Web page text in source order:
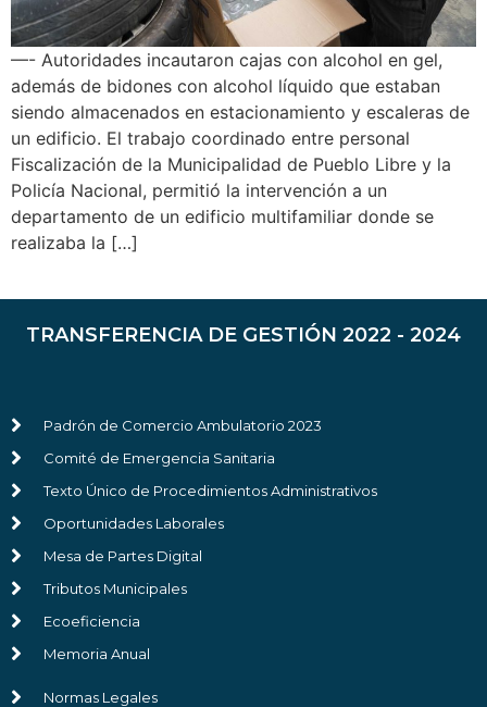
—- Autoridades incautaron cajas con alcohol en gel,
además de bidones con alcohol líquido que estaban
siendo almacenados en estacionamiento y escaleras de
un edificio. El trabajo coordinado entre personal
Fiscalización de la Municipalidad de Pueblo Libre y la
Policía Nacional, permitió la intervención a un
departamento de un edificio multifamiliar donde se
realizaba la […]
TRANSFERENCIA DE GESTIÓN 2022 - 2024
Padrón de Comercio Ambulatorio 2023
Comité de Emergencia Sanitaria
Texto Único de Procedimientos Administrativos
Oportunidades Laborales
Mesa de Partes Digital
Tributos Municipales
Ecoeficiencia
Memoria Anual
Normas Legales